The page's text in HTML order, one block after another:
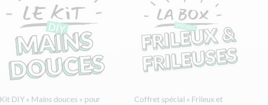
Kit DIY « Mains douces » pour
Coffret spécial « Frileux et